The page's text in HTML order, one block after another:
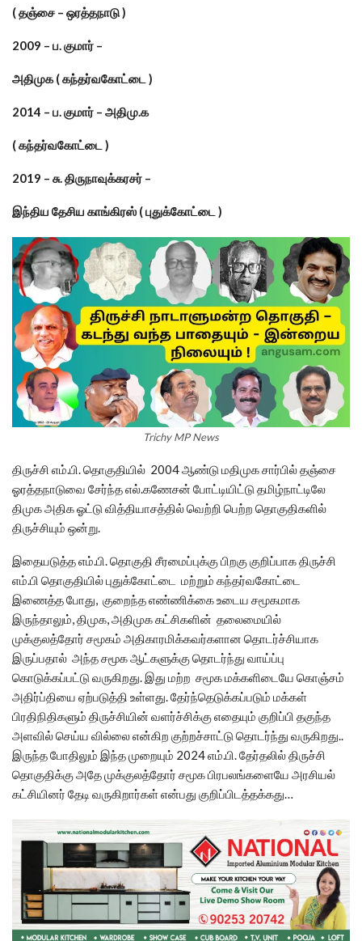
( தஞ்சை – ஒரத்தநாடு )
2009 – ப. குமார் –
அதிமுக ( கந்தர்வகோட்டை )
2014 – ப. குமார் – அதிமு.க
( கந்தர்வகோட்டை )
2019 – சு. திருநாவுக்கரசர் –
இந்திய தேசிய காங்கிரஸ் ( புதுக்கோட்டை )
Trichy MP News
திருச்சி எம்.பி. தொகுதியில் 2004 ஆண்டு மதிமுக சார்பில் தஞ்சை
ஓரத்தநாடுவை சேர்ந்த எல்.கணேசன் போட்டியிட்டு தமிழ்நாட்டிலே
திமுக அதிக ஓட்டு வித்தியாசத்தில் வெற்றி பெற்ற தொகுதிகளில்
திருச்சியும் ஒன்று.
இதையடுத்த எம்.பி. தொகுதி சீரமைப்புக்கு பிறகு குறிப்பாக திருச்சி
எம்.பி தொகுதியில் புதுக்கோட்டை மற்றும் கந்தர்வகோட்டை
இணைத்த போது, குறைந்த எண்ணிக்கை உடைய சமூகமாக
இருந்தாலும், திமுக, அதிமுக கட்சிகளின் தலைமையில்
முக்குலத்தோர் சமூகம் அதிகாரமிக்கவர்களான தொடர்ச்சியாக
இருப்பதால் அந்த சமூக ஆட்களுக்கு தொடர்ந்து வாய்ப்பு
கொடுக்கப்பட்டு வருகிறது. இது மற்ற சமூக மக்களிடையே கொஞ்சம்
அதிர்ப்தியை ஏற்படுத்தி உள்ளது. தேர்ந்தெடுக்கப்படும் மக்கள்
பிரதிநிதிகளும் திருச்சியின் வளர்ச்சிக்கு எதையும் குறிப்பி தகுந்த
அளவில் செய்ய வில்லை என்கிற குற்றச்சாட்டு தொடர்ந்து வருகிறது..
இருந்த போதிலும் இந்த முறையும் 2024 எம்.பி. தேர்தலில் திருச்சி
தொகுதிக்கு அதே முக்குலத்தோர் சமூக பிரபலங்களையே அரசியல்
கட்சியினர் தேடி வருகிறார்கள் என்பது குறிப்பிடத்தக்கது…